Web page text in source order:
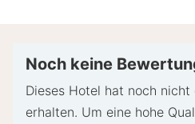
Aufwendungen verlangt.
versucht, Sonderwünschen
Noch keine
Dieses Hotel hat noch
erhalten. Um eine hohe